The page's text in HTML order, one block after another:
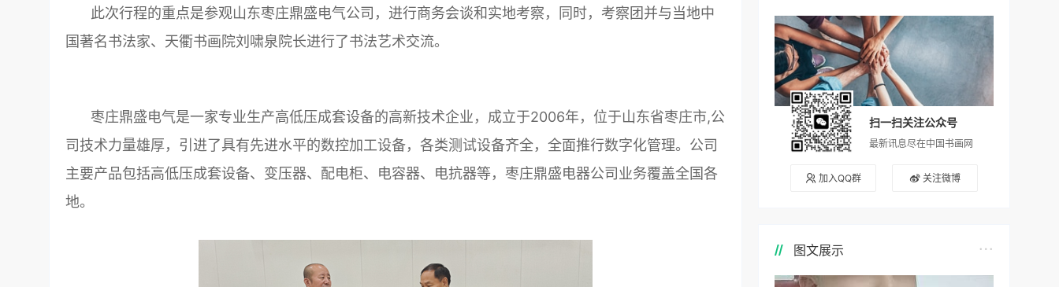
此次行程的重点是参观山东枣庄鼎盛电气公司，进行商务会谈和实地考察，同时，考察团并与当地中
国著名书法家、天衢书画院刘啸泉院长进行了书法艺术交流。
枣庄鼎盛电气是一家专业生产高低压成套设备的高新技术企业，成立于2006年，位于山东省枣庄市,公
司技术力量雄厚，引进了具有先进水平的数控加工设备，各类测试设备齐全，全面推行数字化管理。公司
主要产品包括高低压成套设备、变压器、配电柜、电容器、电抗器等，枣庄鼎盛电器公司业务覆盖全国各
地。
扫一扫关注公众号
最新讯息尽在中国书画网
加入QQ群 关注微博
图文展示